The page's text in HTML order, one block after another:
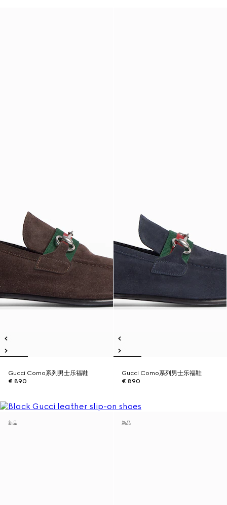
Gucci Como系列男士乐福鞋
€ 890
Gucci Como系列男士乐福鞋
€ 890
新品 新品